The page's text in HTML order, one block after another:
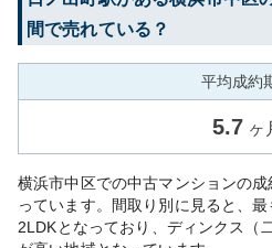
間で売れている？
平均成約
5.7 ヶ
横浜市中区での中古マンションの
っています。間取り別に見ると、
2LDKとなっており、ディンクス（